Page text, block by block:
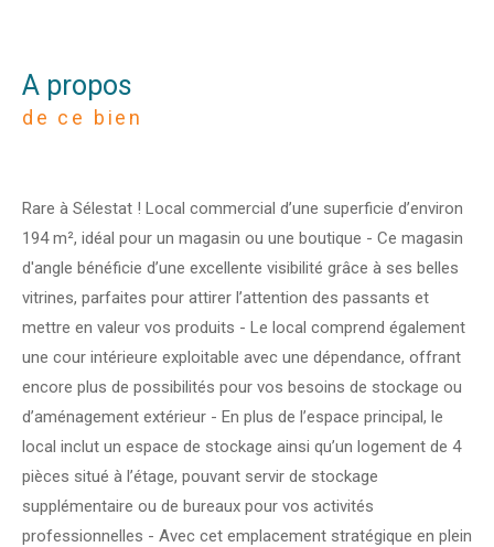
a propos
de ce bien
Rare à Sélestat ! Local commercial d’une superficie d’environ
194 m², idéal pour un magasin ou une boutique - Ce magasin
d'angle bénéficie d’une excellente visibilité grâce à ses belles
vitrines, parfaites pour attirer l’attention des passants et
mettre en valeur vos produits - Le local comprend également
une cour intérieure exploitable avec une dépendance, offrant
encore plus de possibilités pour vos besoins de stockage ou
d’aménagement extérieur - En plus de l’espace principal, le
local inclut un espace de stockage ainsi qu’un logement de 4
pièces situé à l’étage, pouvant servir de stockage
supplémentaire ou de bureaux pour vos activités
professionnelles - Avec cet emplacement stratégique en plein